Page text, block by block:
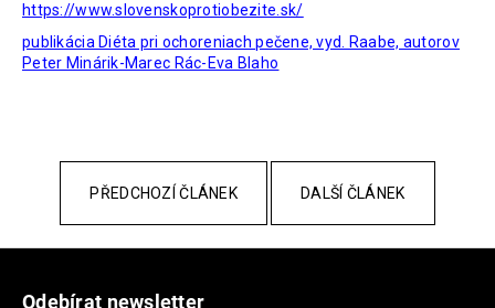
https://www.slovenskoprotiobezite.sk/
publikácia Diéta pri ochoreniach pečene, vyd. Raabe, autorov
Peter Minárik-Marec Rác-Eva Blaho
PŘEDCHOZÍ ČLÁNEK DALŠÍ ČLÁNEK
Odebírat newsletter